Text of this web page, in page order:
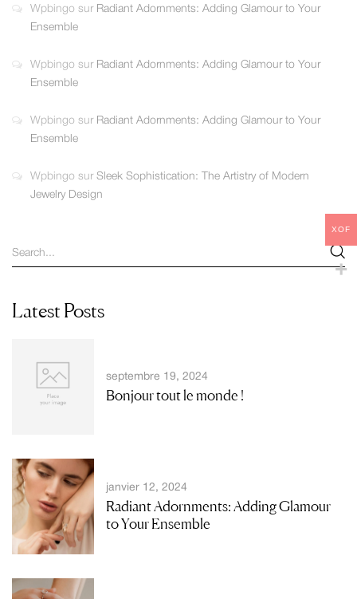
Wpbingo sur Radiant Adornments: Adding Glamour to Your
Ensemble
Wpbingo sur Radiant Adornments: Adding Glamour to Your
Ensemble
Wpbingo sur Radiant Adornments: Adding Glamour to Your
Ensemble
Wpbingo sur Sleek Sophistication: The Artistry of Modern
Jewelry Design
Latest Posts
septembre 19, 2024
Bonjour tout le monde !
janvier 12, 2024
Radiant Adornments: Adding Glamour
to Your Ensemble
XOF